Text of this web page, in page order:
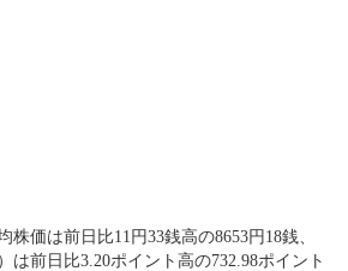
株価は前日比11円33銭高の8653円18銭、
は前日比3.20ポイント高の732.98ポイント